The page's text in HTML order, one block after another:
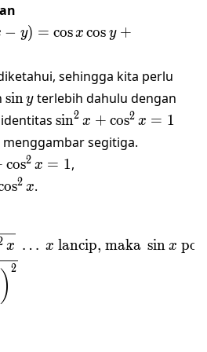
y
− y) = cosx cos y +
sehingga kita perlu
\sin
y
siny terlebih dahulu dengan
\sin^2
x+\cos^2x=1
sin2 x + cos2 x = 1
segitiga.
cos2 x = 1,
os2 x.
x … x lancip, maka sin x
) 2